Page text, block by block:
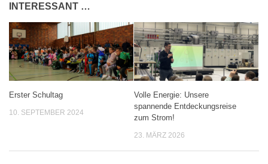
INTERESSANT …
Erster Schultag
10. SEPTEMBER 2024
Volle Energie: Unsere
spannende Entdeckungsreise
zum Strom!
23. MÄRZ 2026